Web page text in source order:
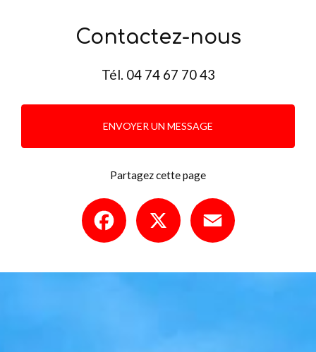
Contactez-nous
Tél. 04 74 67 70 43
ENVOYER UN MESSAGE
Partagez cette page
Facebook